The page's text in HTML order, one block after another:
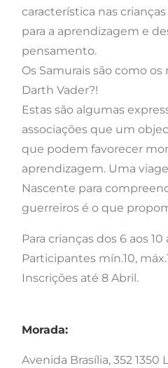
característica nas
para a aprendizagem e
pensamento.
Os Samurais são como
Darth Vader?!
Estas são algumas
associações que um
que podem favorecer
aprendizagem. Uma
Nascente para
guerreiros é o que
Para crianças dos 6 aos
Participantes mín.10,
Inscrições até 8 Abril.
Morada:
Avenida Brasília, 352 1350